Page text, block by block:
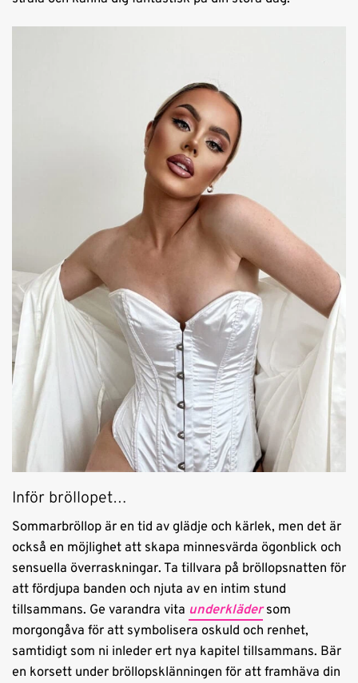
Inför bröllopet…
Sommarbröllop är en tid av glädje och kärlek, men det är
också en möjlighet att skapa minnesvärda ögonblick och
sensuella överraskningar. Ta tillvara på bröllopsnatten för
att fördjupa banden och njuta av en intim stund
tillsammans. Ge varandra vita underklädersom
morgongåva för att symbolisera oskuld och renhet,
samtidigt som ni inleder ert nya kapitel tillsammans. Bär
en korsett under bröllopsklänningen för att framhäva din